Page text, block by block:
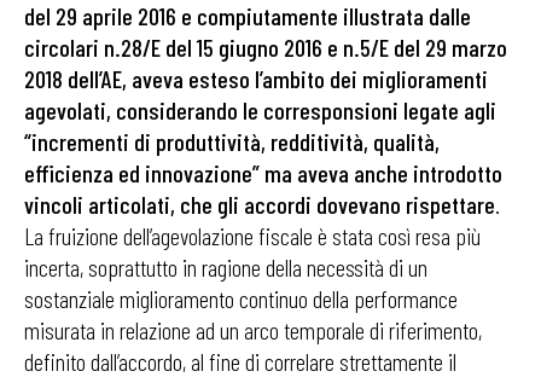
del 29 aprile 2016 e compiutamente illustrata dalle
circolari n.28/E del 15 giugno 2016 e n.5/E del 29 marzo
2018 dell’AE, aveva esteso l’ambito dei miglioramenti
agevolati, considerando le corresponsioni legate agli
“incrementi di produttività, redditività, qualità,
efficienza ed innovazione” ma aveva anche introdotto
vincoli articolati, che gli accordi dovevano rispettare.
La fruizione dell’agevolazione fiscale è stata così resa più
incerta, soprattutto in ragione della necessità di un
sostanziale miglioramento continuo della performance
misurata in relazione ad un arco temporale di riferimento,
definito dall’accordo, al fine di correlare strettamente il